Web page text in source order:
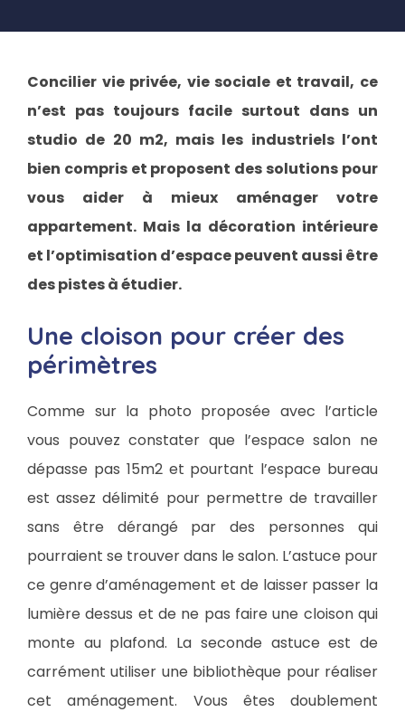
Concilier vie privée, vie sociale et travail, ce
n’est pas toujours facile surtout dans un
studio de 20 m2, mais les industriels l’ont
bien compris et proposent des solutions pour
vous aider à mieux aménager votre
appartement. Mais la décoration intérieure
et l’optimisation d’espace peuvent aussi être
des pistes à étudier.
Une cloison pour créer des
périmètres
Comme sur la photo proposée avec l’article
vous pouvez constater que l’espace salon ne
dépasse pas 15m2 et pourtant l’espace bureau
est assez délimité pour permettre de travailler
sans être dérangé par des personnes qui
pourraient se trouver dans le salon. L’astuce pour
ce genre d’aménagement et de laisser passer la
lumière dessus et de ne pas faire une cloison qui
monte au plafond. La seconde astuce est de
carrément utiliser une bibliothèque pour réaliser
cet aménagement. Vous êtes doublement